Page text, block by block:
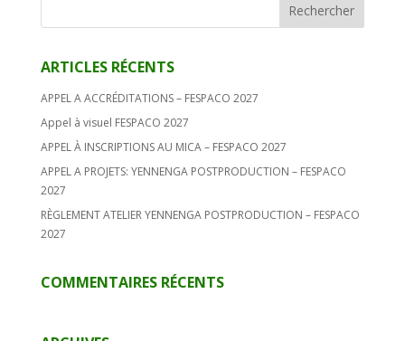
ARTICLES RÉCENTS
APPEL A ACCRÉDITATIONS – FESPACO 2027
Appel à visuel FESPACO 2027
APPEL À INSCRIPTIONS AU MICA – FESPACO 2027
APPEL A PROJETS: YENNENGA POSTPRODUCTION – FESPACO
2027
RÈGLEMENT ATELIER YENNENGA POSTPRODUCTION – FESPACO
2027
COMMENTAIRES RÉCENTS